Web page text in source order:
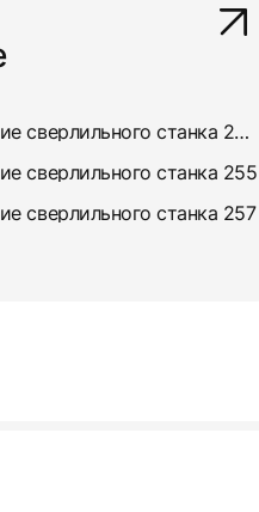
Ремонт и восстановление сверлильного станка 2532л
сверлильного станка 255
сверлильного станка 257